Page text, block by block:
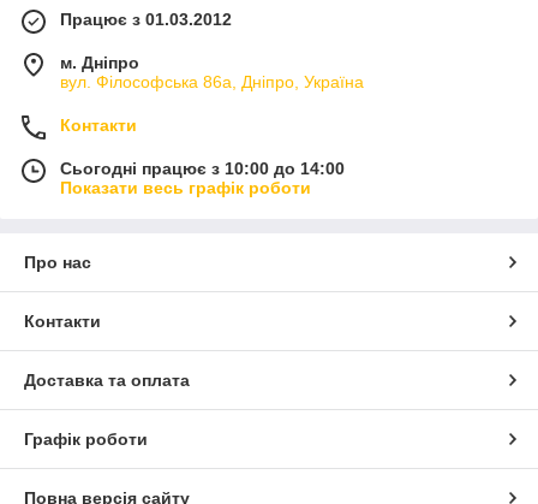
Працює з 01.03.2012
м. Дніпро
вул. Філософська 86а, Дніпро, Україна
Контакти
Сьогодні працює з 10:00 до 14:00
Показати весь графік роботи
Про нас
Контакти
Доставка та оплата
Графік роботи
Повна версія сайту